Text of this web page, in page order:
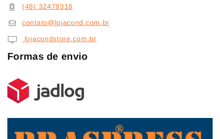
(48) 32478318
contato@lojacond.com.br
lojacondstore.com.br
Formas de envio